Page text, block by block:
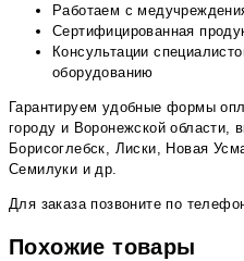
Работаем с
Сертифицированная
Консультации
оборудованию
Гарантируем удобные формы
городу и Воронежской области,
Борисоглебск, Лиски, Новая
Семилуки и др.
Для заказа позвоните по
Похожие товары